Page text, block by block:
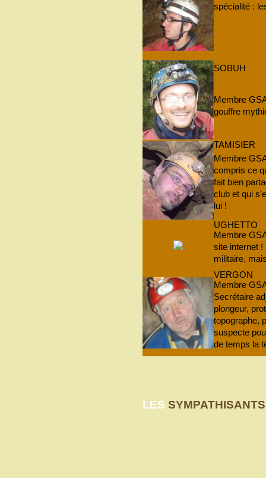
spécialité :
SOBUH
Membre
gouffre
TAMISIER
Membre
compris ce
fait bien
club et qui
lui !
UGHETTO
Membre
site internet !
militaire,
VERGON
Membre
Secrétaire
plongeur,
topographe,
suspecte
de temps la
LES SYMPATHISANTS